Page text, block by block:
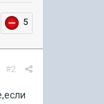
5
#2